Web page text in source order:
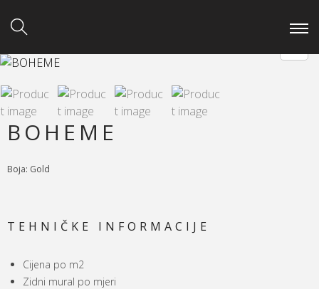
BOHEME
Boja: Gold
TEHNIČKE INFORMACIJE
Cijena po m2
Zidni mural po mjeri